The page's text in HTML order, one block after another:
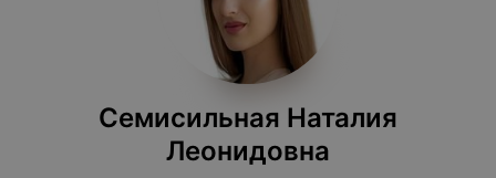
Семисильная Наталия
Леонидовна